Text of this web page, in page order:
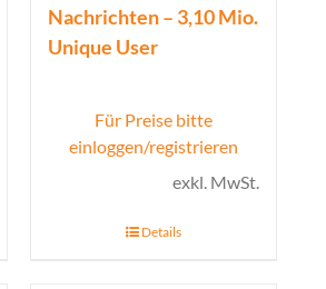
Nachrichten – 3,10 Mio.
Unique User
Für Preise bitte
einloggen/registrieren
exkl. MwSt.
Details